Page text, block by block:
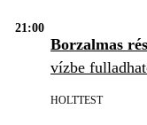
21:00
Borzalmas
vízbe
HOLTTEST